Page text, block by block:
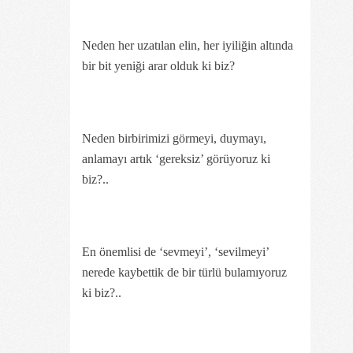
Neden her uzatılan elin, her iyiliğin altında
bir bit yeniği arar olduk ki biz?
Neden birbirimizi görmeyi, duymayı,
anlamayı artık ‘gereksiz’ görüyoruz ki
biz?..
En önemlisi de ‘sevmeyi’, ‘sevilmeyi’
nerede kaybettik de bir türlü bulamıyoruz
ki biz?..